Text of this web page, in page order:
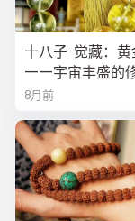
十八子·觉藏：黄
——宇宙丰盛的
8月前